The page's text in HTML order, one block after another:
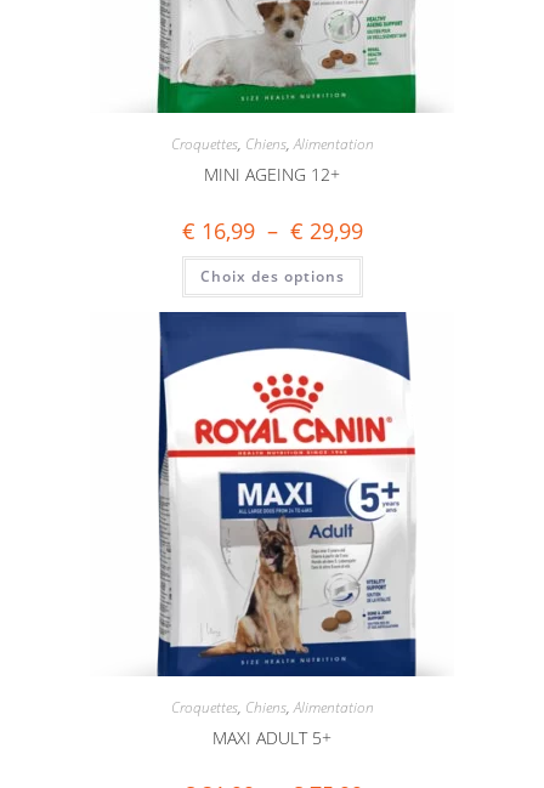
Croquettes, Chiens,Alimentation
MINI AGEING 12+
€ 16,99 – € 29,99
Choix des options
Croquettes, Chiens,Alimentation
MAXI ADULT 5+